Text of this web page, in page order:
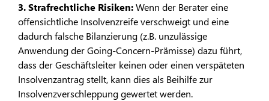
3. Strafrechtliche Risiken:Wenn der Berater eine
offensichtliche Insolvenzreife verschweigt und eine
dadurch falsche Bilanzierung (z.B. unzulässige
Anwendung der Going-Concern-Prämisse) dazu führt,
dass der Geschäftsleiter keinen oder einen verspäteten
Insolvenzantrag stellt, kann dies als Beihilfe zur
Insolvenzverschleppung gewertet werden.